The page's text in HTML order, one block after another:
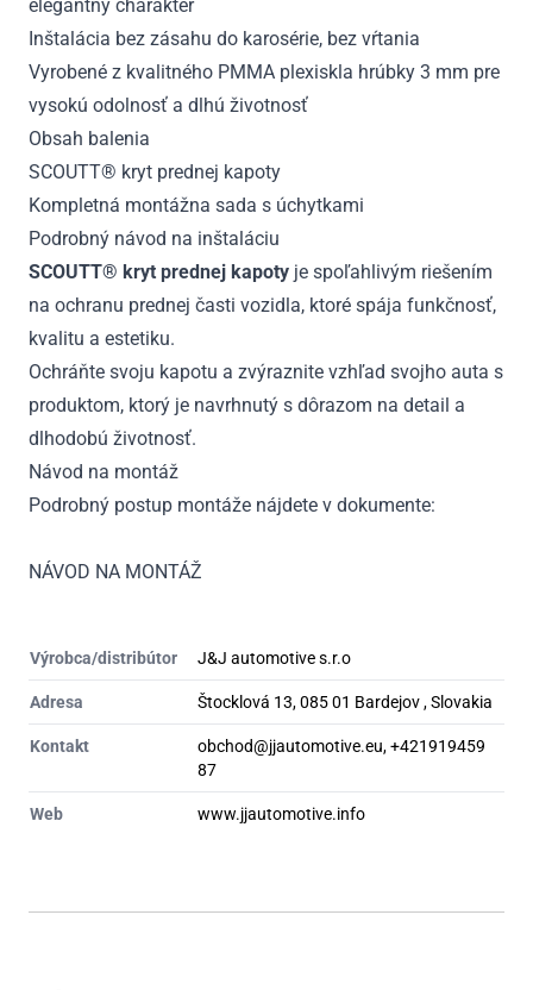
elegantný charakter
Inštalácia bez zásahu do karosérie, bez vŕtania
Vyrobené z kvalitného PMMA plexiskla hrúbky 3 mm pre
vysokú odolnosť a dlhú životnosť
Obsah balenia
SCOUTT® kryt prednej kapoty
Kompletná montážna sada s úchytkami
Podrobný návod na inštaláciu
SCOUTT® kryt prednej kapoty je spoľahlivým riešením
na ochranu prednej časti vozidla, ktoré spája funkčnosť,
kvalitu a estetiku.
Ochráňte svoju kapotu a zvýraznite vzhľad svojho auta s
produktom, ktorý je navrhnutý s dôrazom na detail a
dlhodobú životnosť.
Návod na montáž
Podrobný postup montáže nájdete v dokumente:
NÁVOD NA MONTÁŽ
Výrobca/distribútor J&J automotive s.r.o
Adresa Štocklová 13, 085 01 Bardejov , Slovakia
Kontakt
obchod@jjautomotive.eu, +421919459
87
Web www.jjautomotive.info